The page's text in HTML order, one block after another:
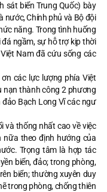
sát biển Trung Quốc) bày
nước, Chính phủ và Bộ đội
năng. Trong tình huống
ngầm, sự hỗ trợ kịp thời
Nam đã cứu sống các
các lực lượng phía Việt
nạn thành công 2 phương
Bạch Long Vĩ các ngư
và thống nhất cao về việc
theo định hướng của
Trọng tâm là hợp tác
biển, đảo; trong phòng,
biển; thường xuyên duy
trong phòng, chống thiên